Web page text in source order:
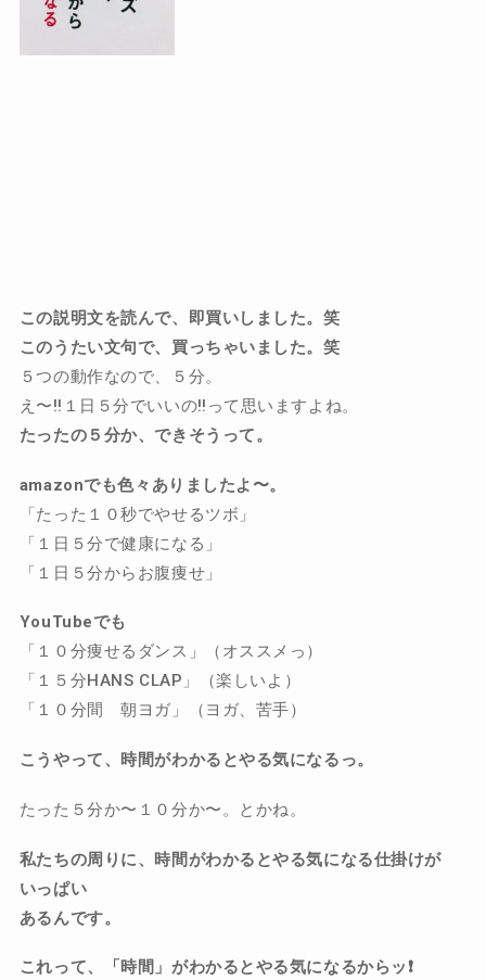
この説明文を読んで、即買いしました。笑
このうたい文句で、買っちゃいました。笑
５つの動作なので、５分。
え〜‼️１日５分でいいの‼️って思いますよね。
たったの５分か、できそうって。
amazonでも色々ありましたよ〜。
「たった１０秒でやせるツボ」
「１日５分で健康になる」
「１日５分からお腹痩せ」
YouTubeでも
「１０分痩せるダンス」（オススメっ）
「１５分HANS CLAP」（楽しいよ）
「１０分間 朝ヨガ」（ヨガ、苦手）
こうやって、時間がわかるとやる気になるっ。
たった５分か〜１０分か〜。とかね。
私たちの周りに、時間がわかるとやる気になる仕掛けが
いっぱい
あるんです。
これって、「時間」がわかるとやる気になるからッ❗️